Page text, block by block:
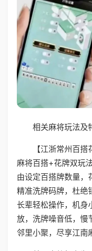
相关麻将玩法及
【江浙常州百
麻将百搭+花牌双玩
由设定百搭牌数量，
精准洗牌码牌，杜绝
长辈轻松操作，机身
放，洗牌噪音低，慢
邻里小聚，尽享江南